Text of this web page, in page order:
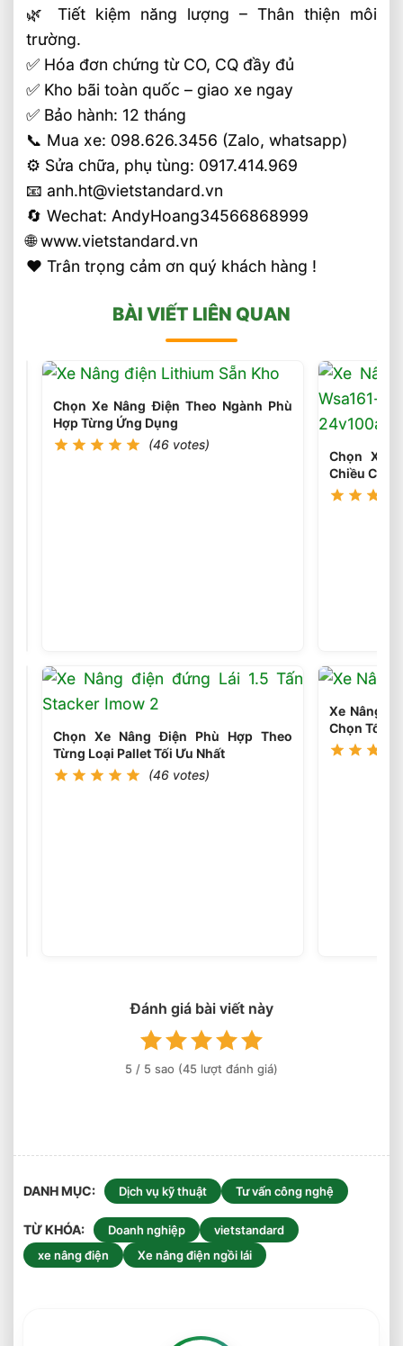
🌿 Tiết kiệm năng lượng – Thân thiện môi
trường.
✅ Hóa đơn chứng từ CO, CQ đầy đủ
✅ Kho bãi toàn quốc – giao xe ngay
✅ Bảo hành: 12 tháng
📞 Mua xe: 098.626.3456 (Zalo, whatsapp)
⚙️ Sửa chữa, phụ tùng: 0917.414.969
📧 anh.ht@vietstandard.vn
🔄 Wechat: AndyHoang34566868999
🌐 www.vietstandard.vn
❤️ Trân trọng cảm ơn quý khách hàng !
BÀI VIẾT LIÊN QUAN
Điện
Theo
Môi
Làm
Việc
Phù
Chọn Xe Nâng Điện Theo Ngành Phù
Hợp Từng Ứng Dụng
(46 votes)
Chọn Xe Nâng Điện Phù Hợp Theo
Từng Loại Pallet Tối Ưu Nhất
(46 votes)
Chọn Xe
Chiều Cao
Xe Nâng
Chọn Tối
Đánh giá bài viết này
5 / 5 sao (45 lượt đánh giá)
DANH MỤC Dịch vụ kỹ thuật Tư vấn công nghệ
TỪ KHÓA Doanh nghiệp
vietstandard
xe nâng điện
Xe nâng điện ngồi lái